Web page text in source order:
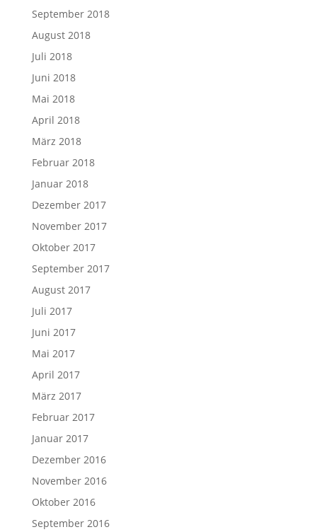
September 2018
August 2018
Juli 2018
Juni 2018
Mai 2018
April 2018
März 2018
Februar 2018
Januar 2018
Dezember 2017
November 2017
Oktober 2017
September 2017
August 2017
Juli 2017
Juni 2017
Mai 2017
April 2017
März 2017
Februar 2017
Januar 2017
Dezember 2016
November 2016
Oktober 2016
September 2016